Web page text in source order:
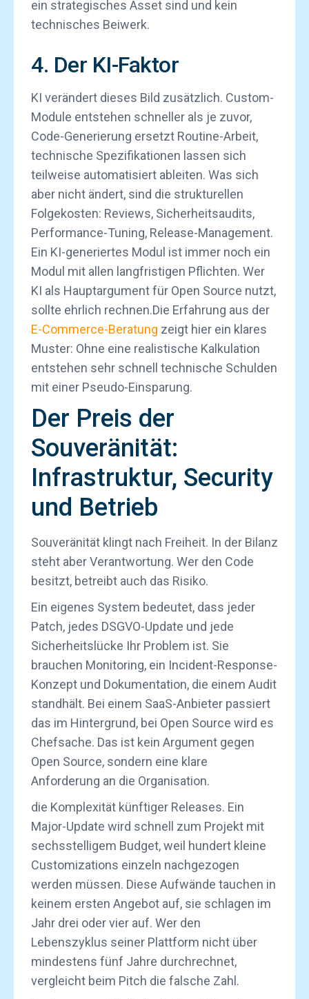
ein strategisches Asset sind und kein
technisches Beiwerk.
4. Der KI-Faktor
KI verändert dieses Bild zusätzlich. Custom-
Module entstehen schneller als je zuvor,
Code-Generierung ersetzt Routine-Arbeit,
technische Spezifikationen lassen sich
teilweise automatisiert ableiten. Was sich
aber nicht ändert, sind die strukturellen
Folgekosten: Reviews, Sicherheitsaudits,
Performance-Tuning, Release-Management.
Ein KI-generiertes Modul ist immer noch ein
Modul mit allen langfristigen Pflichten. Wer
KI als Hauptargument für Open Source nutzt,
sollte ehrlich rechnen.Die Erfahrung aus der
E-Commerce-Beratung zeigt hier ein klares
Muster: Ohne eine realistische Kalkulation
entstehen sehr schnell technische Schulden
mit einer Pseudo-Einsparung.
Der Preis der
Souveränität:
Infrastruktur, Security
und Betrieb
Souveränität klingt nach Freiheit. In der Bilanz
steht aber Verantwortung. Wer den Code
besitzt, betreibt auch das Risiko.
Ein eigenes System bedeutet, dass jeder
Patch, jedes DSGVO-Update und jede
Sicherheitslücke Ihr Problem ist. Sie
brauchen Monitoring, ein Incident-Response-
Konzept und Dokumentation, die einem Audit
standhält. Bei einem SaaS-Anbieter passiert
das im Hintergrund, bei Open Source wird es
Chefsache. Das ist kein Argument gegen
Open Source, sondern eine klare
Anforderung an die Organisation.
die Komplexität künftiger Releases. Ein
Major-Update wird schnell zum Projekt mit
sechsstelligem Budget, weil hundert kleine
Customizations einzeln nachgezogen
werden müssen. Diese Aufwände tauchen in
keinem ersten Angebot auf, sie schlagen im
Jahr drei oder vier auf. Wer den
Lebenszyklus seiner Plattform nicht über
mindestens fünf Jahre durchrechnet,
vergleicht beim Pitch die falsche Zahl.